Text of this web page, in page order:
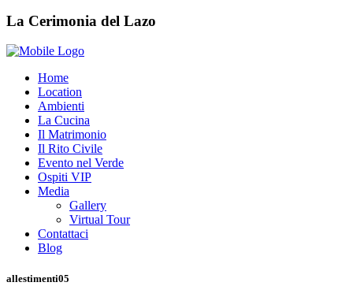
La Cerimonia del Lazo
Home
Location
Ambienti
La Cucina
Il Matrimonio
Il Rito Civile
Evento nel Verde
Ospiti VIP
Media
Gallery
Virtual Tour
Contattaci
Blog
allestimenti05